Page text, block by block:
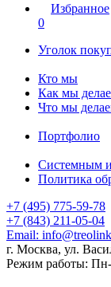
Избранное
0
Уголок
Кто мы
Как мы
Что мы
Портфолио
Системным
Политика
+7 (495) 775-59-78
+7 (843) 211-05-04
Email:
г. Москва, ул.
Режим работы: Пн-